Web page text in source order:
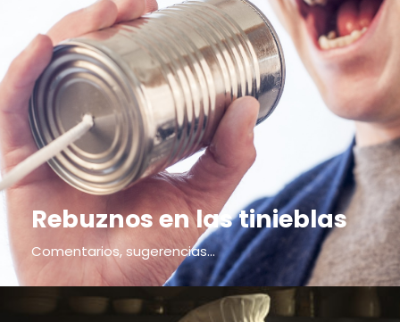
Rebuznos en las tinieblas
Comentarios, sugerencias...